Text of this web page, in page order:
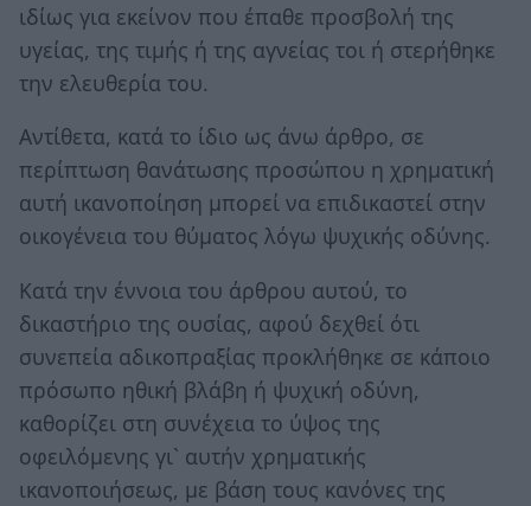
ιδίως για εκείνον που έπαθε προσβολή της
υγείας, της τιμής ή της αγνείας τοι ή στερήθηκε
την ελευθερία του.
Αντίθετα, κατά το ίδιο ως άνω άρθρο, σε
περίπτωση θανάτωσης προσώπου η χρηματική
αυτή ικανοποίηση μπορεί να επιδικαστεί στην
οικογένεια του θύματος λόγω ψυχικής οδύνης.
Κατά την έννοια του άρθρου αυτού, το
δικαστήριο της ουσίας, αφού δεχθεί ότι
συνεπεία αδικοπραξίας προκλήθηκε σε κάποιο
πρόσωπο ηθική βλάβη ή ψυχική οδύνη,
καθορίζει στη συνέχεια το ύψος της
οφειλόμενης γι` αυτήν χρηματικής
ικανοποιήσεως, με βάση τους κανόνες της